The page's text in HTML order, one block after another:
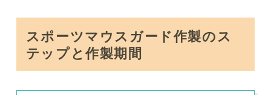
スポーツマウスガード作製のス
テップと作製期間